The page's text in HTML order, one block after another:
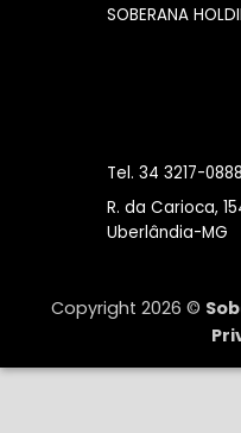
SOBERANA
Tel. 34 3217-0888
R. da Carioca,
Uberlândia-MG
Copyright 2026 ©